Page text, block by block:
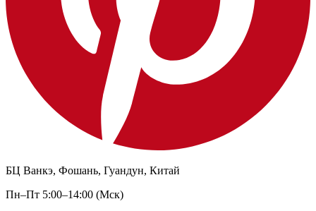
БЦ Ванкэ, Фошань, Гуандун, Китай
Пн–Пт 5:00–14:00 (Мск)